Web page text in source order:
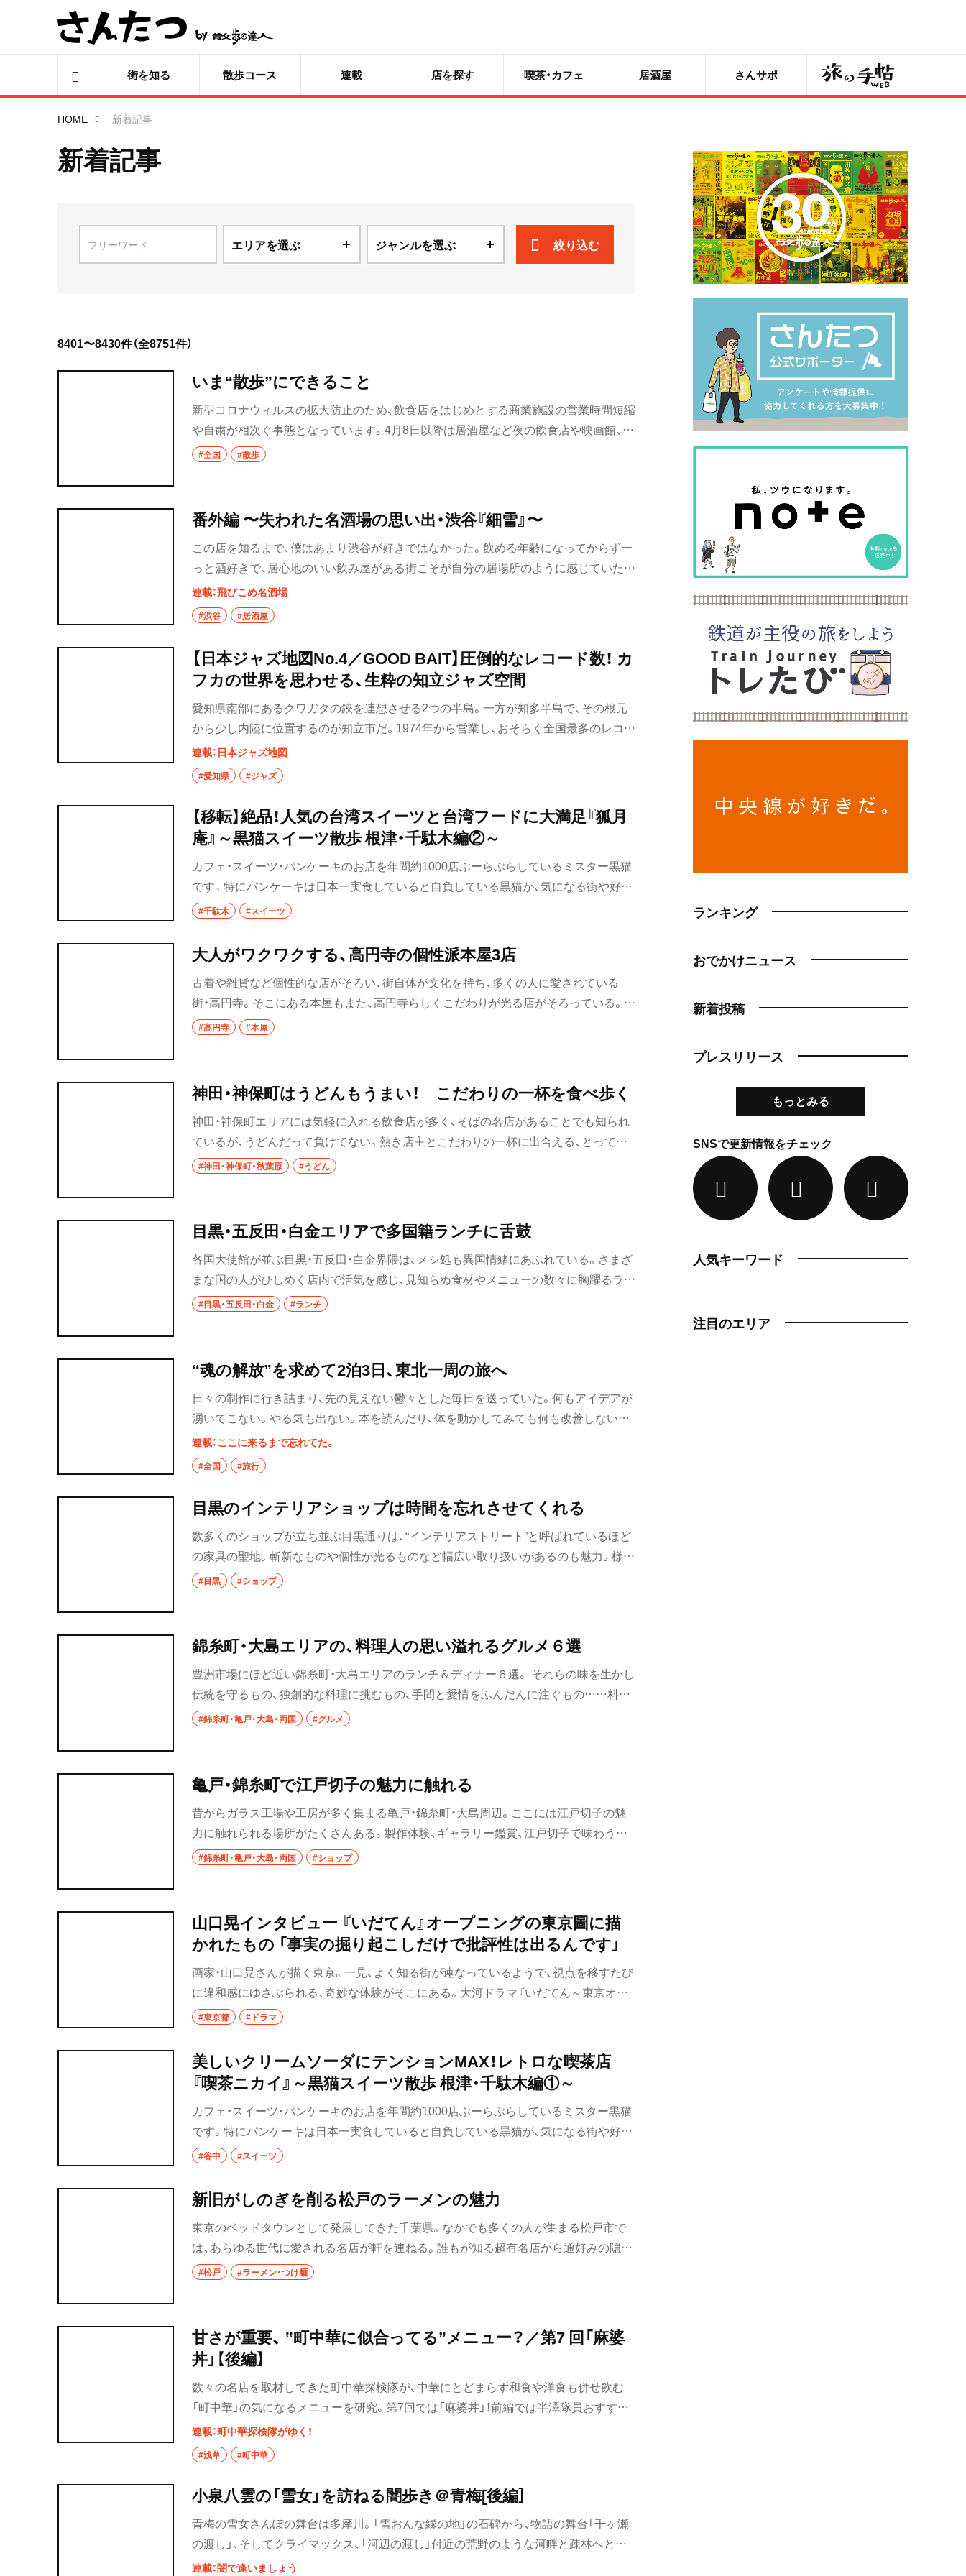
街を知る 散歩コース 連載 店を探す 喫茶・カフェ 居酒屋 さんサポ 旅の手帖
HOME 新着記事
新着記事
エリアを選ぶ
宮城県
秋田県
山形県
茨城県
つくば
守谷
取手
群馬県
前橋
高崎
埼玉県
草加・越谷・春日部
草加
越谷
春日部
浦和
大宮
所沢・狭山・入間・飯能
所沢
入間
狭山
川越
秩父・長瀞・三峰口
秩父
千葉県
野田
千葉・船橋・津田沼
船橋
津田沼
習志野
市川
本八幡
柏・松戸・流山
我孫子
柏
松戸
東京都
椎名町・東長崎・要町・
千川
椎名町
東長崎
要町
千川
保谷・東久留米・清瀬・
秋津
経堂・千歳船橋・祖師ヶ
経堂
千歳船橋
祖師ヶ谷大蔵
東京駅・丸の内・八重洲
八重洲
銀座
汐留
日比谷
有楽町
ジャンルを選ぶ
喫茶・カフェ
コーヒー
ラーメン・つけ麺
ラーメン
食べ歩き
ランチ
野菜料理
海鮮
鍋
居酒屋
バー
立ち飲み
せんべろ
地酒
ウイスキー
カクテル
和食・郷土料理
とんかつ
和食
おでん
もつ焼き
うなぎ
洋食
イタリアン
ピザ
フレンチ
パエリヤ
ナポリタン
中華
町中華
焼肉
そば・うどん
パン
サンドイッチ
絞り込む
8401〜8430件（全8751件）
いま“散歩”にできること
新型コロナウィルスの拡大防止のため、飲食店をはじめとする商業施設の営業時間短縮
や自粛が相次ぐ事態となっています。4月8日以降は居酒屋など夜の飲食店や映画館、ラ
イブハウス、寄席などの営業自粛が本格的に要請されました。先の見えない状況の中、
ありますが、月刊『散歩の達人』およびWeb「さんたつ」は、これからも、いい街やいい店
の情報を発信し続けていきたいと思います。理由は主に二つ。一つめは読者の方々に。
せめて写真や記事で、楽しい街や店やスポット、おいしい料理の数々を楽しんでいただ
けたら、そして後の日の情報源になればという思いです。またこんなときでも楽しんで
いただけるよう、ご近所散歩やテイクアウトなど、特集テーマも見直していきます。も
う一つは、各店や施設、従業員の方々へのエールとして。私たちは普段、皆さんがとって
が価値あるものと判断し取材、掲載しています。つまり、あなたのお店のファンなので
す。今は大変なときですが、そんなファンがたくさんいることを表明しておきたいと思
います。そのことがささやかながら、お力になればと思います。いま、散歩にできるこ
と。そんなに大きなことではないかもしれませんが、ちょっとした気晴らしなら得意で
す。それが何かの役に立つなら、こんなにうれしいことはありません。 『散歩の達人』編
集人、Web「さんたつ」編集長武田憲人月刊『散歩の達人』編集長土屋広道
#全国 #散歩
番外編 〜失われた名酒場の思い出・渋谷『細雪』〜
この店を知るまで、僕はあまり渋谷が好きではなかった。飲める年齢になってからずー
っと酒好きで、居心地のいい飲み屋がある街こそが自分の居場所のように感じていた。
だから、常に若者文化の最先端であるような、そしてそれを求めてアッパーなティーン
たちが集まってくるようなイメージの渋谷という街に、自分の居場所はないと思いこん
でいた。
連載：飛びこめ名酒場
#渋谷 #居酒屋
【日本ジャズ地図No.4／GOOD BAIT】圧倒的なレコード数！ カ
フカの世界を思わせる、生粋の知立ジャズ空間
愛知県南部にあるクワガタの鋏を連想させる2つの半島。一方が知多半島で、その根元
から少し内陸に位置するのが知立市だ。1974年から営業し、おそらく全国最多のレコー
ドをもつこの店。マスターの神谷年幸さんが23歳で始めた頃は700枚だったのが、現在
は4万枚。譲り受けたレコードも合わせるとさらに増えるそう。
連載：日本ジャズ地図
#愛知県 #ジャズ
【移転】絶品！人気の台湾スイーツと台湾フードに大満足『狐月
庵』～黒猫スイーツ散歩 根津・千駄木編②～
カフェ・スイーツ・パンケーキのお店を年間約1000店ぶーらぶらしているミスター黒猫
です。特にパンケーキは日本一実食していると自負している黒猫が、気になる街や好き
な街を散歩しておすすめのお店を紹介していきます。今回は、そんな黒猫スイーツ散歩
#千駄木 #スイーツ
大人がワクワクする、高円寺の個性派本屋3店
古着や雑貨など個性的な店がそろい、街自体が文化を持ち、多くの人に愛されている
街・高円寺。そこにある本屋もまた、高円寺らしくこだわりが光る店がそろっている。大
人が楽しめる古絵本屋や知らない本と出会えるブックカフェ、サブカルな雰囲気たっぷ
#高円寺 #本屋
神田・神保町はうどんもうまい！ こだわりの一杯を食べ歩く
神田・神保町エリアには気軽に入れる飲食店が多く、そばの名店があることでも知られ
ているが、うどんだって負けてない。熱き店主とこだわりの一杯に出合える、とってお
きのうどん屋5軒をご紹介。
#神田・神保町・秋葉原 #うどん
目黒・五反田・白金エリアで多国籍ランチに舌鼓
各国大使館が並ぶ目黒・五反田・白金界隈は、メシ処も異国情緒にあふれている。さまざ
まな国の人がひしめく店内で活気を感じ、見知らぬ食材やメニューの数々に胸躍るラン
チタイム。選りすぐりの4軒をご紹介。
#目黒・五反田・白金 #ランチ
“魂の解放”を求めて2泊3日、東北一周の旅へ
日々の制作に行き詰まり、先の見えない鬱々とした毎日を送っていた。何もアイデアが
湧いてこない。やる気も出ない。本を読んだり、体を動かしてみても何も改善しない。
もっと根本的に、素朴で原始的な感覚に立ち返らなくては解決しない気がした。
連載：ここに来るまで忘れてた。
#全国 #旅行
目黒のインテリアショップは時間を忘れさせてくれる
数多くのショップが立ち並ぶ目黒通りは、“インテリアストリート”と呼ばれているほど
の家具の聖地。斬新なものや個性が光るものなど幅広い取り扱いがあるのも魅力。様々
なオシャレインテリアは見ているだけでウキウキしてくるものばかり。今回はその中
#目黒 #ショップ
錦糸町・大島エリアの、料理人の思い溢れるグルメ６選
豊洲市場にほど近い錦糸町・大島エリアのランチ＆ディナー６選。 それらの味を生かし
伝統を守るもの、独創的な料理に挑むもの、手間と愛情をふんだんに注ぐもの……料理
人の思いが溢れる！
#錦糸町・亀戸・大島・両国 #グルメ
亀戸・錦糸町で江戸切子の魅力に触れる
昔からガラス工場や工房が多く集まる亀戸・錦糸町・大島周辺。ここには江戸切子の魅
力に触れられる場所がたくさんある。製作体験、ギャラリー鑑賞、江戸切子で味わう珈
琲など、日本の伝統工芸・江戸切子を満喫できるショップを4店紹介。
#錦糸町・亀戸・大島・両国 #ショップ
山口晃インタビュー 『いだてん』オープニングの東京圖に描
かれたもの 「事実の掘り起こしだけで批評性は出るんです」
画家・山口晃さんが描く東京。一見、よく知る街が連なっているようで、視点を移すたび
に違和感にゆさぶられる、奇妙な体験がそこにある。大河ドラマ『いだてん～東京オリ
ムピック噺ばなし～』のオープニング（タイトルバック）のために描かれ、『東京圖（仮）』
品の全図は『散歩の達人』2020年1月号に掲載
#東京都 #ドラマ
美しいクリームソーダにテンションMAX！レトロな喫茶店
『喫茶ニカイ』～黒猫スイーツ散歩 根津・千駄木編①～
カフェ・スイーツ・パンケーキのお店を年間約1000店ぶーらぶらしているミスター黒猫
です。特にパンケーキは日本一実食していると自負している黒猫が、気になる街や好き
な街を散歩しておすすめのお店を紹介していきます。今回は、そんな黒猫スイーツ散歩
#谷中 #スイーツ
新旧がしのぎを削る松戸のラーメンの魅力
東京のベッドタウンとして発展してきた千葉県。なかでも多くの人が集まる松戸市で
は、あらゆる世代に愛される名店が軒を連ねる。誰もが知る超有名店から通好みの隠れ
た名店まで、松戸ラーメン店を厳選してお届け。
#松戸 #ラーメン・つけ麺
甘さが重要、 ‟町中華に似合ってる”メニュー？／第7 回「麻婆
丼」【後編】
数々の名店を取材してきた町中華探検隊が、中華にとどまらず和食や洋食も併せ飲む
「町中華」の気になるメニューを研究。第7回では「麻婆丼」！前編では半澤隊員おすすめ
の荻窪『中華屋 啓ちゃん』のマーボー丼を味わいましたが、後編ではこれまで数多くの
町中華を訪ねてきた隊員が「町中華にとって、麻婆丼とは？」を掘り下げます。
連載：町中華探検隊がゆく！
#浅草 #町中華
小泉八雲の「雪女」を訪ねる闇歩き＠青梅[後編］
青梅の雪女さんぽの舞台は多摩川。「雪おんな縁の地」の石碑から、物語の舞台「千ヶ瀬
の渡し」、そしてクライマックス、「河辺の渡し」付近の荒野のような河畔と疎林へと歩
を進めていく。
連載：闇で逢いましょう
ランキング
おでかけニュース
新着投稿
プレスリリース
もっとみる
SNSで更新情報をチェック
人気キーワード
注目のエリア